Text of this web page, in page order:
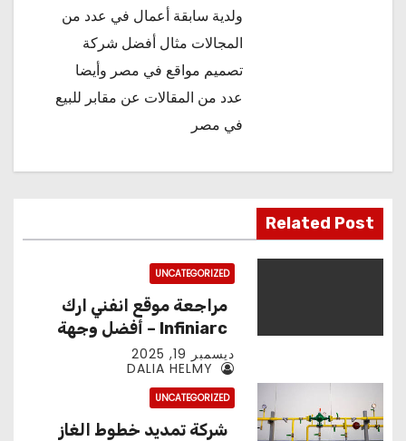
ولدية سابقة أعمال في عدد من
المجالات مثال أفضل شركة
تصميم مواقع في مصر وأيضا
عدد من المقالات عن مقابر للبيع
في مصر
Related Post
UNCATEGORIZED
مراجعة موقع انفني ارك
Infiniarc – أفضل وجهة
لتجميعات الحواسيب
والألعاب
ديسمبر 19, 2025
UNCATEGORIZED
شركة تمديد خطوط الغاز